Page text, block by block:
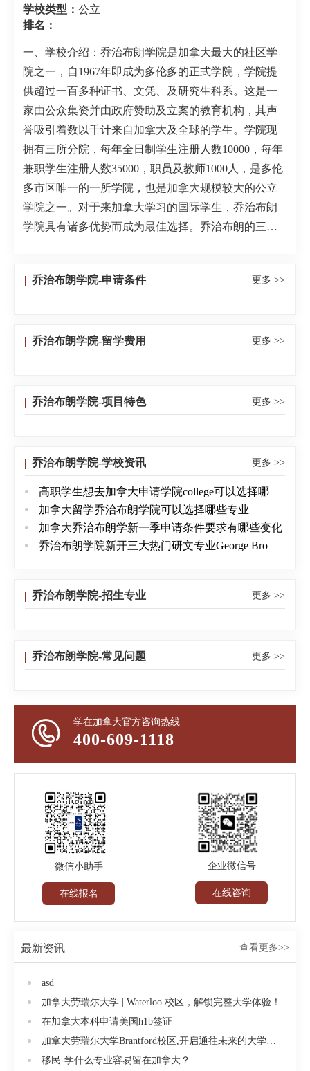
学校类型： 公立
排名：
一、学校介绍：乔治布朗学院是加拿大最大的社区学
院之一，自1967年即成为多伦多的正式学院，学院提
供超过一百多种证书、文凭、及研究生科系。这是一
家由公众集资并由政府赞助及立案的教育机构，其声
誉吸引着数以千计来自加拿大及全球的学生。学院现
拥有三所分院，每年全日制学生注册人数10000，每年
兼职学生注册人数35000，职员及教师1000人，是多伦
多市区唯一的一所学院，也是加拿大规模较大的公立
学院之一。对于来加拿大学习的国际学生，乔治布朗
学院具有诸多优势而成为最佳选择。乔治布朗的三个
影剧院、图书馆及运动项目均近在咫尺。二、课程设
书、应用学士学位、研究生专业证书等五大类。语言
财、金融服务管理、会计学）；餐饮／酒店／旅游
医学）。研究生专业证书的专业有：商业科目（商务
管理、运动及竞赛市场营销、商业营销分析、数据库
营销、营销管理－金融服务、人力资源管理、金融计
划）；高级工程技术（无线网络、计算机程序员“国际
教育背景”）；厨师专业（高级烘烤艺术、意大利餐饮
和会议及贸易展管理、食品与营养管理、高级酒类与
位托福成绩550(机上考试213)550(机上考试213)580(机
上考试237分)雅思成绩6.06.06.5乔治布朗强化英语课程
不适用费用：申请费65加币，语言2095加币/8周，正课
4900-6250加币/学期
乔治布朗学院-申请条件 更多 >>
乔治布朗学院-留学费用 更多 >>
乔治布朗学院-项目特色 更多 >>
乔治布朗学院-学校资讯 更多 >>
高职学生想去加拿大申请学院college可以选择哪些性价比专业
加拿大留学乔治布朗学院可以选择哪些专业
加拿大乔治布朗学新一季申请条件要求有哪些变化
乔治布朗学院新开三大热门研文专业George Brown College
乔治布朗学院-招生专业 更多 >>
乔治布朗学院-常见问题 更多 >>
学在加拿大官方咨询热线
400-609-1118
微信小助手
在线报名
企业微信号
在线咨询
最新资讯 查看更多>>
asd
加拿大劳瑞尔大学 | Waterloo 校区，解锁完整大学体验！
在加拿大本科申请美国h1b签证
加拿大劳瑞尔大学Brantford校区,开启通往未来的大学生活!
移民-学什么专业容易留在加拿大？